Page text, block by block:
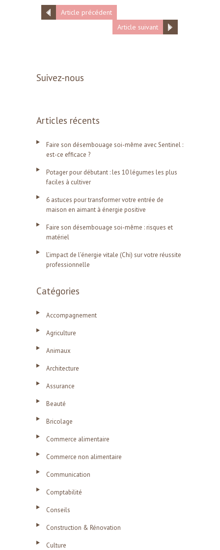
Article précédent
Article suivant
Suivez-nous
Articles récents
Faire son désembouage soi-même avec Sentinel :
est-ce efficace ?
Potager pour débutant : les 10 légumes les plus
faciles à cultiver
6 astuces pour transformer votre entrée de
maison en aimant à énergie positive
Faire son désembouage soi-même : risques et
matériel
L’impact de l’énergie vitale (Chi) sur votre réussite
professionnelle
Catégories
Accompagnement
Agriculture
Animaux
Architecture
Assurance
Beauté
Bricolage
Commerce alimentaire
Commerce non alimentaire
Communication
Comptabilité
Conseils
Construction & Rénovation
Culture